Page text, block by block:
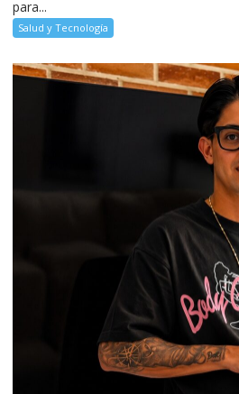
para...
Salud y Tecnología